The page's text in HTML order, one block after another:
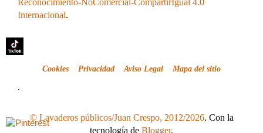
Reconocimiento-NoComercial-CompartirIgual 4.0
Internacional.
Cookies Privacidad Aviso Legal Mapa del sitio
.
© Lavaderos públicos/Juan Crespo, 2012/2026. Con la
tecnología de Blogger.